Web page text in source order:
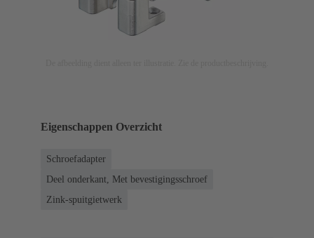
Eigenschappen Overzicht
Schroefadapter
Deel onderkant, Met bevestigingsschroef
Zink-spuitgietwerk